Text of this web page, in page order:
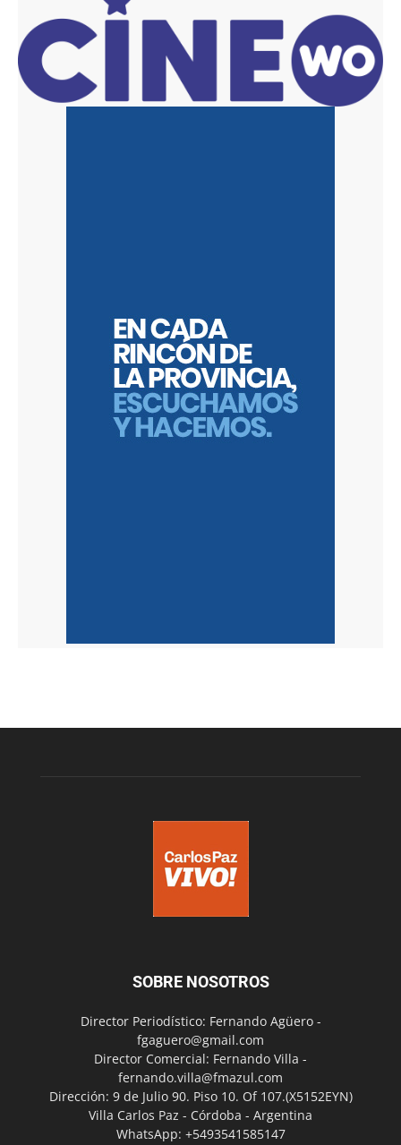
SOBRE NOSOTROS
Director Periodístico: Fernando Agüero -
fgaguero@gmail.com
Director Comercial: Fernando Villa -
fernando.villa@fmazul.com
Dirección: 9 de Julio 90. Piso 10. Of 107.(X5152EYN)
Villa Carlos Paz - Córdoba - Argentina
WhatsApp: +5493541585147